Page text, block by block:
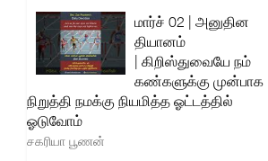
மார்ச் 02 | அனுதின
தியானம்
| கிறிஸ்துவையே நம்
கண்களுக்கு முன்பாக
நிறுத்தி நமக்கு நியமித்த ஓட்டத்தில்
ஓடுவோம்
சகரியா பூணன்